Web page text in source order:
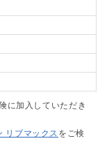
に加入していただき
リブマックス をご検